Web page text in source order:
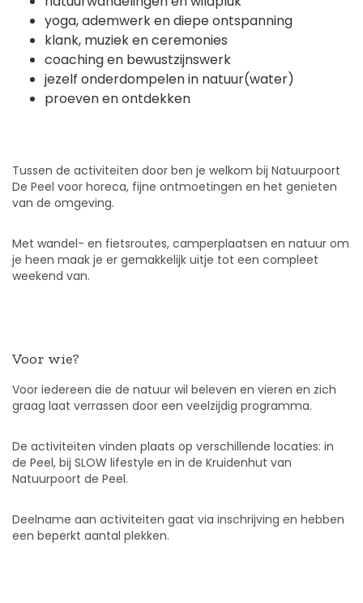
yoga, ademwerk en diepe ontspanning
klank, muziek en ceremonies
coaching en bewustzijnswerk
jezelf onderdompelen in natuur(water)
proeven en ontdekken
Tussen de activiteiten door ben je welkom bij Natuurpoort
De Peel voor horeca, fijne ontmoetingen en het genieten
van de omgeving.
Met wandel- en fietsroutes, camperplaatsen en natuur om
je heen maak je er gemakkelijk uitje tot een compleet
weekend van.
Voor wie?
Voor iedereen die de natuur wil beleven en vieren en zich
graag laat verrassen door een veelzijdig programma.
De activiteiten vinden plaats op verschillende locaties: in
de Peel, bij SLOW lifestyle en in de Kruidenhut van
Natuurpoort de Peel.
Deelname aan activiteiten gaat via inschrijving en hebben
een beperkt aantal plekken.